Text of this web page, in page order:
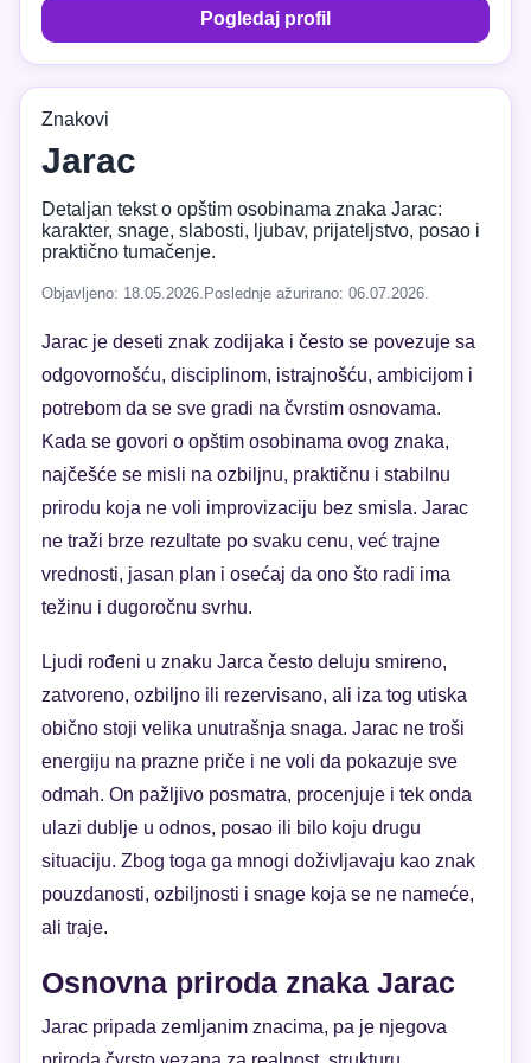
Pogledaj profil
Znakovi
Jarac
Detaljan tekst o opštim osobinama znaka Jarac:
karakter, snage, slabosti, ljubav, prijateljstvo, posao i
praktično tumačenje.
Objavljeno: 18.05.2026. Poslednje ažurirano: 06.07.2026.
Jarac je deseti znak zodijaka i često se povezuje sa
odgovornošću, disciplinom, istrajnošću, ambicijom i
potrebom da se sve gradi na čvrstim osnovama.
Kada se govori o opštim osobinama ovog znaka,
najčešće se misli na ozbiljnu, praktičnu i stabilnu
prirodu koja ne voli improvizaciju bez smisla. Jarac
ne traži brze rezultate po svaku cenu, već trajne
vrednosti, jasan plan i osećaj da ono što radi ima
težinu i dugoročnu svrhu.
Ljudi rođeni u znaku Jarca često deluju smireno,
zatvoreno, ozbiljno ili rezervisano, ali iza tog utiska
obično stoji velika unutrašnja snaga. Jarac ne troši
energiju na prazne priče i ne voli da pokazuje sve
odmah. On pažljivo posmatra, procenjuje i tek onda
ulazi dublje u odnos, posao ili bilo koju drugu
situaciju. Zbog toga ga mnogi doživljavaju kao znak
pouzdanosti, ozbiljnosti i snage koja se ne nameće,
ali traje.
Osnovna priroda znaka Jarac
Jarac pripada zemljanim znacima, pa je njegova